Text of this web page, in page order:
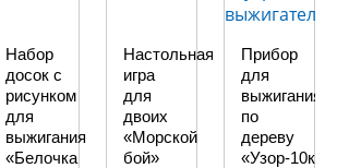
Набор
досок с
рисунком
для
выжигания
«Белочка
Настольная
игра
для
двоих
«Морской
бой»
Прибор
для
выжигания
по
дереву
«Узор-10к»